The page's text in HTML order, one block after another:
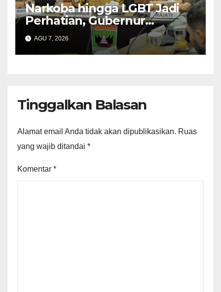
Narkoba hingga LGBT Jadi
Perhatian, Gubernur
Mahyeldi Perkuat Sinergi
AGU 7, 2026
Tinggalkan Balasan
Alamat email Anda tidak akan dipublikasikan. Ruas
yang wajib ditandai *
Komentar *